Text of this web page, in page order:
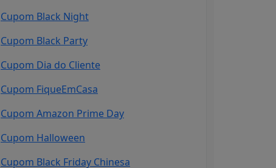
Cupom Black Night
Cupom Black Party
Cupom Dia do Cliente
Cupom FiqueEmCasa
Cupom Amazon Prime Day
Cupom Halloween
Cupom Black Friday Chinesa